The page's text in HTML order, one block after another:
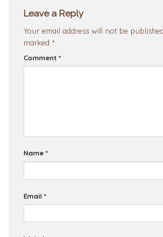
Leave a Reply
Your email address will not be
marked *
Comment *
Name *
Email *